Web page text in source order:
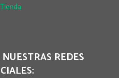
Tienda
REDES